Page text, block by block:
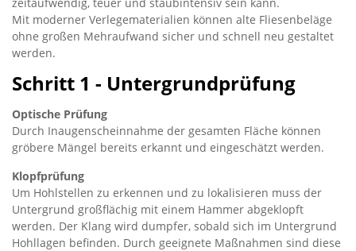
Mit moderner Verlegematerialien können alte Fliesenbeläge
ohne großen Mehraufwand sicher und schnell neu gestaltet
werden.
Schritt 1 - Untergrundprüfung
Optische Prüfung
Durch Inaugenscheinnahme der gesamten Fläche können
gröbere Mängel bereits erkannt und eingeschätzt werden.
Klopfprüfung
Um Hohlstellen zu erkennen und zu lokalisieren muss der
Untergrund großflächig mit einem Hammer abgeklopft
werden. Der Klang wird dumpfer, sobald sich im Untergrund
Hohllagen befinden. Durch geeignete Maßnahmen sind diese